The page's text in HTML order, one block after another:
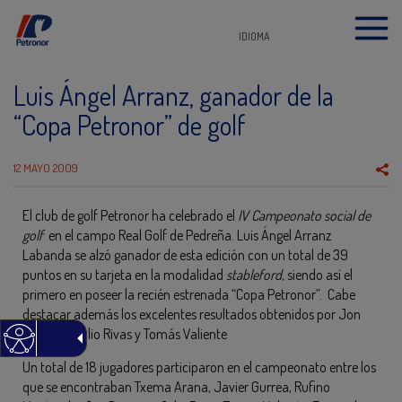
IDIOMA
Luis Ángel Arranz, ganador de la
“Copa Petronor” de golf
12 MAYO 2009
El club de golf Petronor ha celebrado el IV Campeonato social de
golf en el campo Real Golf de Pedreña. Luis Ángel Arranz
Labanda se alzó ganador de esta edición con un total de 39
puntos en su tarjeta en la modalidad stableford, siendo así el
primero en poseer la recién estrenada “Copa Petronor”. Cabe
destacar además los excelentes resultados obtenidos por Jon
Barrena, Julio Rivas y Tomás Valiente
Un total de 18 jugadores participaron en el campeonato entre los
que se encontraban Txema Arana, Javier Gurrea, Rufino